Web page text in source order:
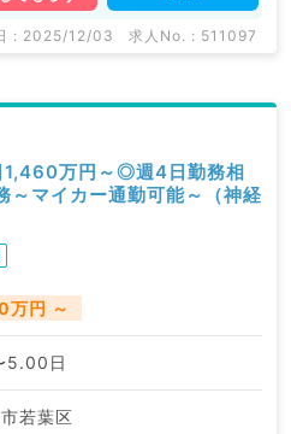
: 2025/12/03 求人No. : 511097
1,460万円～◎週4日勤務相
～マイカー通勤可能～（神経
万円 ～
5.00日
若葉区